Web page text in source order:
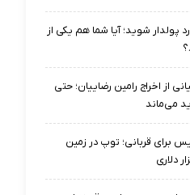
پولدار شوید؛ آیا شما هم یکی از
از اخراج رامین رضاییان؛ حتی
می‌ماند
برای قربانی؛ توپ در زمین